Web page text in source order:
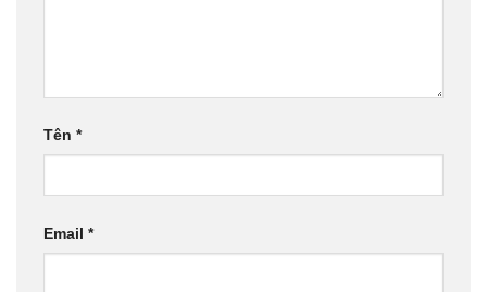
Tên *
Email *